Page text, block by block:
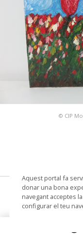
© CIP
Aquest portal fa
donar una bona
navegant acceptes
configurar el teu